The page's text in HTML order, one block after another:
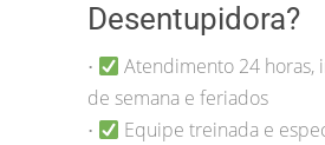
Desentupidora?
•
Atendimento 24 horas,
de semana e feriados
• Equipe treinada e